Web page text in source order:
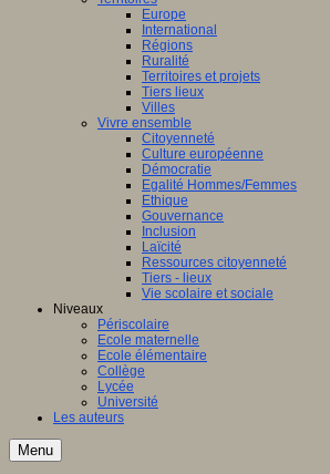
Europe
International
Régions
Ruralité
Territoires et projets
Tiers lieux
Villes
Vivre ensemble
Citoyenneté
Culture européenne
Démocratie
Egalité Hommes/Femmes
Ethique
Gouvernance
Inclusion
Laïcité
Ressources citoyenneté
Tiers - lieux
Vie scolaire et sociale
Niveaux
Périscolaire
Ecole maternelle
Ecole élémentaire
Collège
Lycée
Université
Les auteurs
Menu